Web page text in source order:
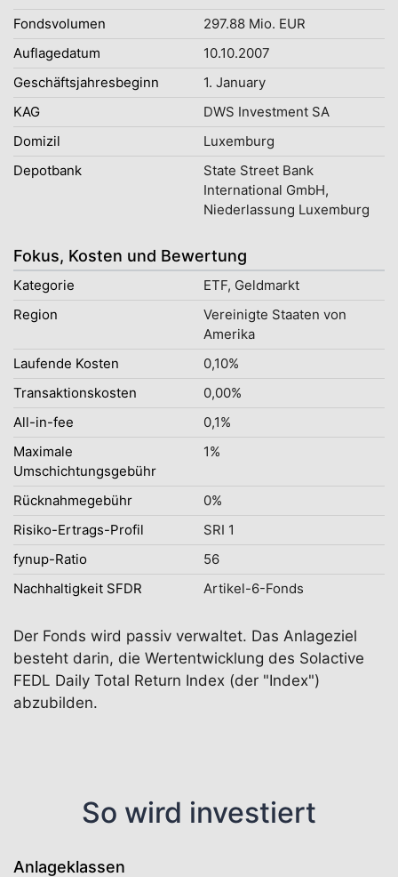
Fondsvolumen
297.88 Mio. EUR
Auflagedatum
10.10.2007
Geschäftsjahresbeginn
1. January
KAG
DWS Investment SA
Domizil
Luxemburg
Depotbank
State Street Bank
International GmbH,
Niederlassung Luxemburg
Fokus, Kosten und Bewertung
Kategorie
ETF, Geldmarkt
Region
Vereinigte Staaten von
Amerika
Laufende Kosten
0,10%
Transaktionskosten
0,00%
All-in-fee
0,1%
Maximale
Umschichtungsgebühr
1%
Rücknahmegebühr
0%
Risiko-Ertrags-Profil
SRI 1
fynup-Ratio
56
Nachhaltigkeit SFDR
Artikel-6-Fonds
Der Fonds wird passiv verwaltet. Das Anlageziel
besteht darin, die Wertentwicklung des Solactive
FEDL Daily Total Return Index (der "Index")
abzubilden.
So wird investiert
Anlageklassen